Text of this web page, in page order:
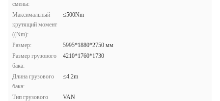
смены:
Максимальный
крутящий момент
((Nm):
≤500Nm
Размер:
5995*1880*2750 мм
Размер грузового
бака:
4210*1760*1730
Длина грузового
бака:
≤4.2m
Тип грузового
VAN